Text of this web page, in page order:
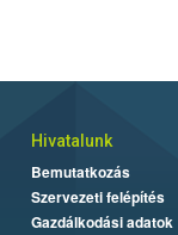
Hivatalunk
Bemutatkozás
Szervezeti felépítés
Gazdálkodási adatok